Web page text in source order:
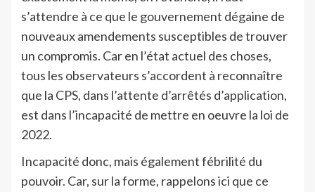
s’attendre à ce que le gouvernement dégaine de
nouveaux amendements susceptibles de trouver
un compromis. Car en l’état actuel des choses,
tous les observateurs s’accordent à reconnaître
que la CPS, dans l’attente d’arrêtés d’application,
est dans l’incapacité de mettre en oeuvre la loi de
2022.
Incapacité donc, mais également fébrilité du
pouvoir. Car, sur la forme, rappelons ici que ce